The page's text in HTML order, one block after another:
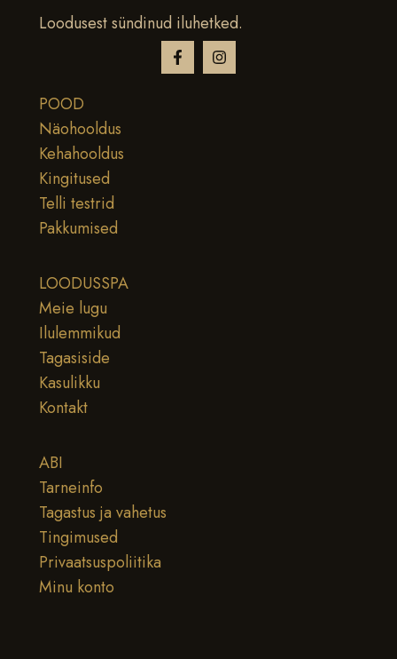
Loodusest sündinud iluhetked.
POOD
Näohooldus
Kehahooldus
Kingitused
Telli testrid
Pakkumised
LOODUSSPA
Meie lugu
Ilulemmikud
Tagasiside
Kasulikku
Kontakt
ABI
Tarneinfo
Tagastus ja vahetus
Tingimused
Privaatsuspoliitika
Minu konto